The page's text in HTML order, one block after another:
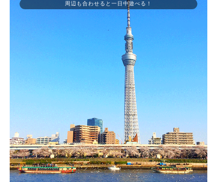
周辺も合わせると一日中遊べる！